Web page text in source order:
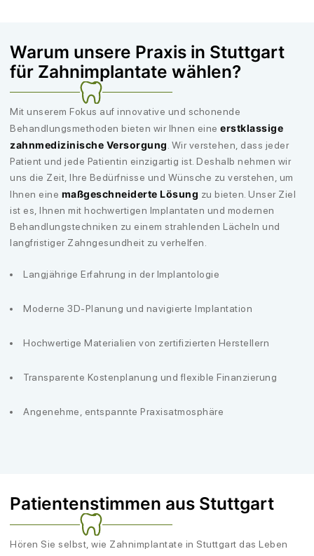
Warum unsere Praxis in Stuttgart
für Zahnimplantate wählen?
Mit unserem Fokus auf innovative und schonende
Behandlungsmethoden bieten wir Ihnen eine erstklassige
zahnmedizinische Versorgung . Wir verstehen, dass jeder
Patient und jede Patientin einzigartig ist. Deshalb nehmen wir
uns die Zeit, Ihre Bedürfnisse und Wünsche zu verstehen, um
Ihnen eine maßgeschneiderte Lösung zu bieten. Unser Ziel
ist es, Ihnen mit hochwertigen Implantaten und modernen
Behandlungstechniken zu einem strahlenden Lächeln und
langfristiger Zahngesundheit zu verhelfen.
Langjährige Erfahrung in der Implantologie
Moderne 3D-Planung und navigierte Implantation
Hochwertige Materialien von zertifizierten Herstellern
Transparente Kostenplanung und flexible Finanzierung
Angenehme, entspannte Praxisatmosphäre
Patientenstimmen aus Stuttgart
Hören Sie selbst, wie Zahnimplantate in Stuttgart das Leben